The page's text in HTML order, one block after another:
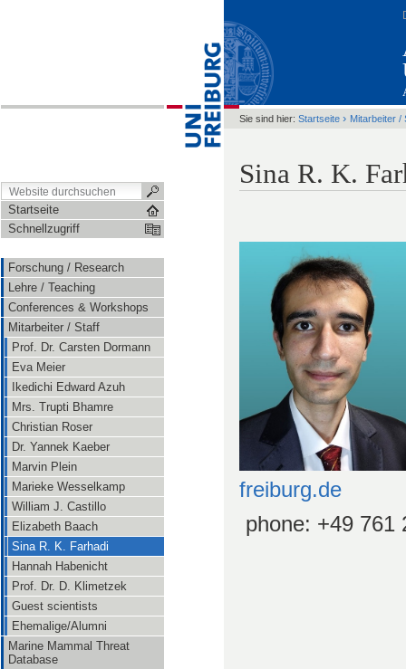
Startseite
Schnellzugriff
Forschung / Research
Lehre / Teaching
Conferences & Workshops
Mitarbeiter / Staff
Prof. Dr. Carsten Dormann
Eva Meier
Ikedichi Edward Azuh
Mrs. Trupti Bhamre
Christian Roser
Dr. Yannek Kaeber
Marvin Plein
Marieke Wesselkamp
William J. Castillo
Elizabeth Baach
Sina R. K. Farhadi
Hannah Habenicht
Prof. Dr. D. Klimetzek
Guest scientists
Ehemalige/Alumni
Marine Mammal Threat
Database
Sie sind hier: Startseite › Mitarbeiter /
Sina R. K.
freiburg.de
phone: +49 761